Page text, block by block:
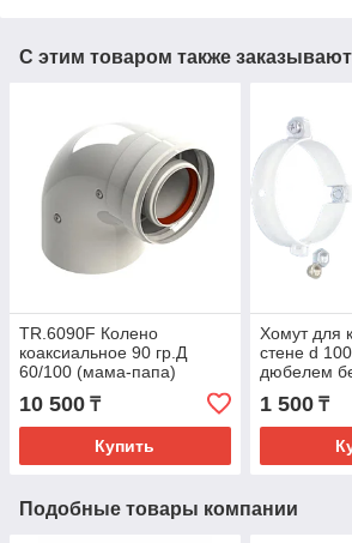
С этим товаром также заказывают
TR.6090F Колено
коаксиальное 90 гр.Д
60/100 (мама-папа)
10 500 ₸
Купить
Хомут для
стене d
дюбелем
1 500₸
Подобные товары компании